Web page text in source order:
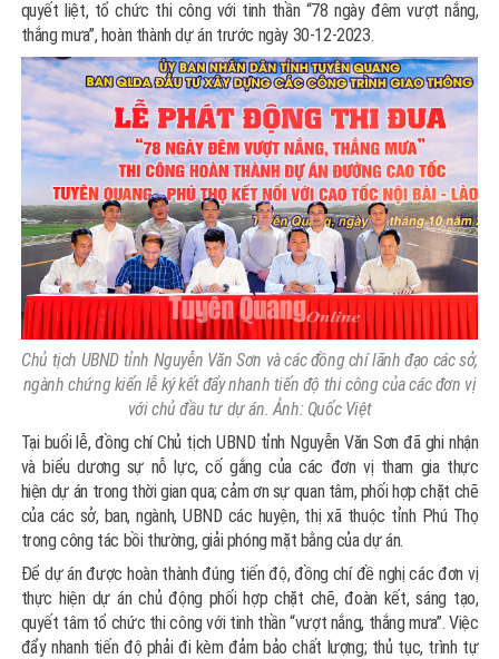
quyết liệt, tổ chức thi công với tinh thần “78 ngày đêm vượt nắng,
thắng mưa”, hoàn thành dự án trước ngày 30-12-2023.
Chủ tịch UBND tỉnh Nguyễn Văn Sơn và các đồng chí lãnh đạo các sở,
ngành chứng kiến lễ ký kết đẩy nhanh tiến độ thi công của các đơn vị
với chủ đầu tư dự án. Ảnh: Quốc Việt
Tại buổi lễ, đồng chí Chủ tịch UBND tỉnh Nguyễn Văn Sơn đã ghi nhận
và biểu dương sự nỗ lực, cố gắng của các đơn vị tham gia thực
hiện dự án trong thời gian qua; cảm ơn sự quan tâm, phối hợp chặt chẽ
của các sở, ban, ngành, UBND các huyện, thị xã thuộc tỉnh Phú Thọ
trong công tác bồi thường, giải phóng mặt bằng của dự án.
Để dự án được hoàn thành đúng tiến độ, đồng chí đề nghị các đơn vị
thực hiện dự án chủ động phối hợp chặt chẽ, đoàn kết, sáng tạo,
quyết tâm tổ chức thi công với tinh thần “vượt nắng, thắng mưa”. Việc
đẩy nhanh tiến độ phải đi kèm đảm bảo chất lượng; thủ tục, trình tự